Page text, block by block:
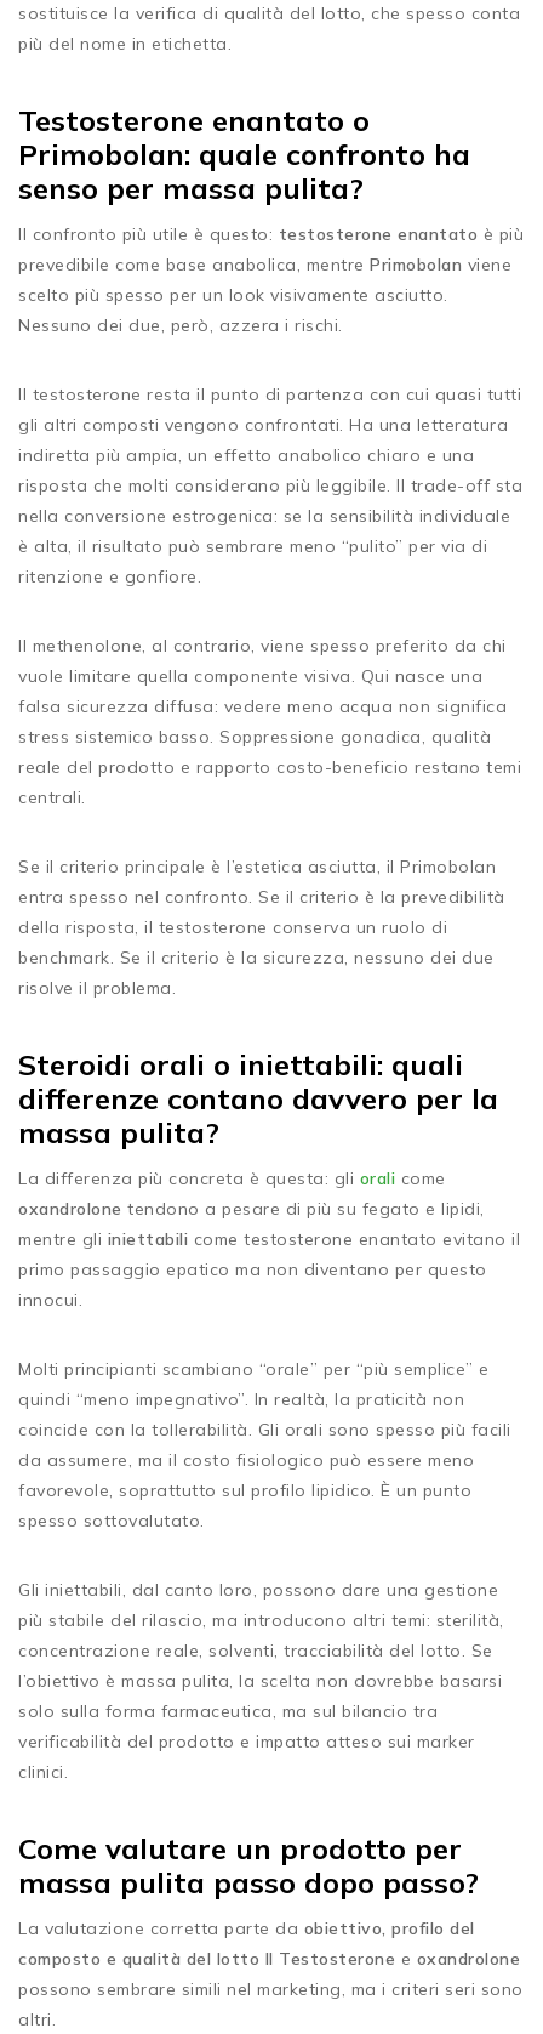
sostituisce la verifica di qualità del lotto, che spesso conta
più del nome in etichetta.
Testosterone enantato o
Primobolan: quale confronto ha
senso per massa pulita?
Il confronto più utile è questo: testosterone enantato è più
prevedibile come base anabolica, mentre Primobolan viene
scelto più spesso per un look visivamente asciutto.
Nessuno dei due, però, azzera i rischi.
Il testosterone resta il punto di partenza con cui quasi tutti
gli altri composti vengono confrontati. Ha una letteratura
indiretta più ampia, un effetto anabolico chiaro e una
risposta che molti considerano più leggibile. Il trade-off sta
nella conversione estrogenica: se la sensibilità individuale
è alta, il risultato può sembrare meno “pulito” per via di
ritenzione e gonfiore.
Il methenolone, al contrario, viene spesso preferito da chi
vuole limitare quella componente visiva. Qui nasce una
falsa sicurezza diffusa: vedere meno acqua non significa
stress sistemico basso. Soppressione gonadica, qualità
reale del prodotto e rapporto costo-beneficio restano temi
centrali.
Se il criterio principale è l’estetica asciutta, il Primobolan
entra spesso nel confronto. Se il criterio è la prevedibilità
della risposta, il testosterone conserva un ruolo di
benchmark. Se il criterio è la sicurezza, nessuno dei due
risolve il problema.
Steroidi orali o iniettabili: quali
differenze contano davvero per la
massa pulita?
La differenza più concreta è questa: gli orali come
oxandrolone tendono a pesare di più su fegato e lipidi,
mentre gli iniettabili come testosterone enantato evitano il
primo passaggio epatico ma non diventano per questo
innocui.
Molti principianti scambiano “orale” per “più semplice” e
quindi “meno impegnativo”. In realtà, la praticità non
coincide con la tollerabilità. Gli orali sono spesso più facili
da assumere, ma il costo fisiologico può essere meno
favorevole, soprattutto sul profilo lipidico. È un punto
spesso sottovalutato.
Gli iniettabili, dal canto loro, possono dare una gestione
più stabile del rilascio, ma introducono altri temi: sterilità,
concentrazione reale, solventi, tracciabilità del lotto. Se
l’obiettivo è massa pulita, la scelta non dovrebbe basarsi
solo sulla forma farmaceutica, ma sul bilancio tra
verificabilità del prodotto e impatto atteso sui marker
clinici.
Come valutare un prodotto per
massa pulita passo dopo passo?
La valutazione corretta parte da obiettivo, profilo del
composto e qualità del lotto Il Testosterone e oxandrolone
possono sembrare simili nel marketing, ma i criteri seri sono
altri.